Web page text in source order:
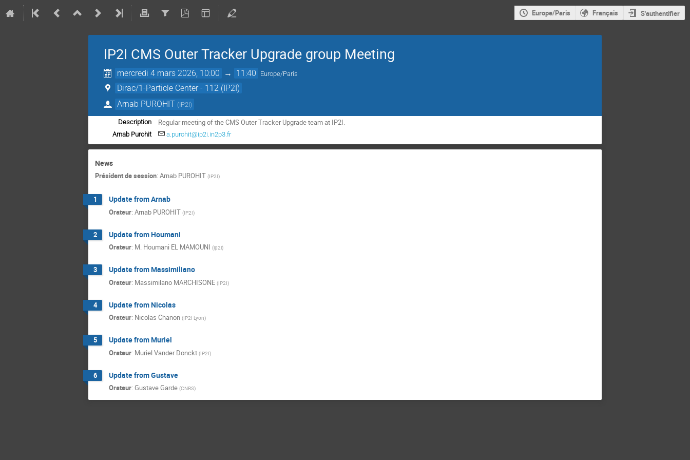
Europe/Paris Français S'authentifier
IP2I CMS Outer Tracker Upgrade group Meeting
mercredi 4 mars 2026, 10:00 → 11:40 Europe/Paris
Dirac/1-Particle Center - 112 (IP2I)
Arnab PUROHIT (IP2I)
Description Regular meeting of the CMS Outer Tracker Upgrade team at IP2I.
Arnab Purohit a.purohit@ip2i.in2p3.fr
News
Président de session: Arnab PUROHIT (IP2I)
1 Update from Arnab
Orateur: Arnab PUROHIT (IP2I)
2 Update from Houmani
Orateur: M. Houmani EL MAMOUNI (ip2i)
3 Update from Massimiliano
Orateur: Massimilano MARCHISONE (IP2I)
4 Update from Nicolas
Orateur: Nicolas Chanon (IP2I Lyon)
5 Update from Muriel
Orateur: Muriel Vander Donckt (IP2I)
6 Update from Gustave
Orateur: Gustave Garde (CNRS)